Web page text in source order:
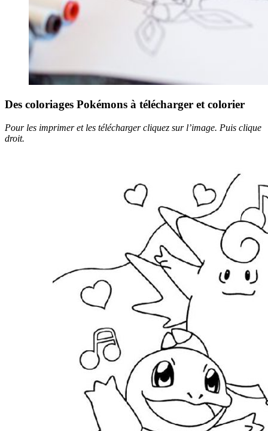
Des coloriages Pokémons à télécharger et colorier
Pour les imprimer et les télécharger cliquez sur l’image. Puis clique
droit.